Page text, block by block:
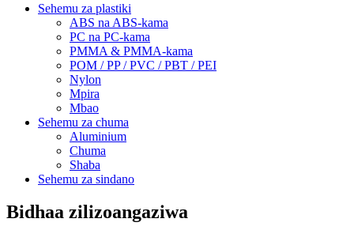
Sehemu za plastiki
ABS na ABS-kama
PC na PC-kama
PMMA & PMMA-kama
POM / PP / PVC / PBT / PEI
Nylon
Mpira
Mbao
Sehemu za chuma
Aluminium
Chuma
Shaba
Sehemu za sindano
Bidhaa zilizoangaziwa